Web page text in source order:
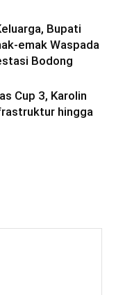
Bupati
emak Waspada
Bodong
Cup 3, Karolin
hingga